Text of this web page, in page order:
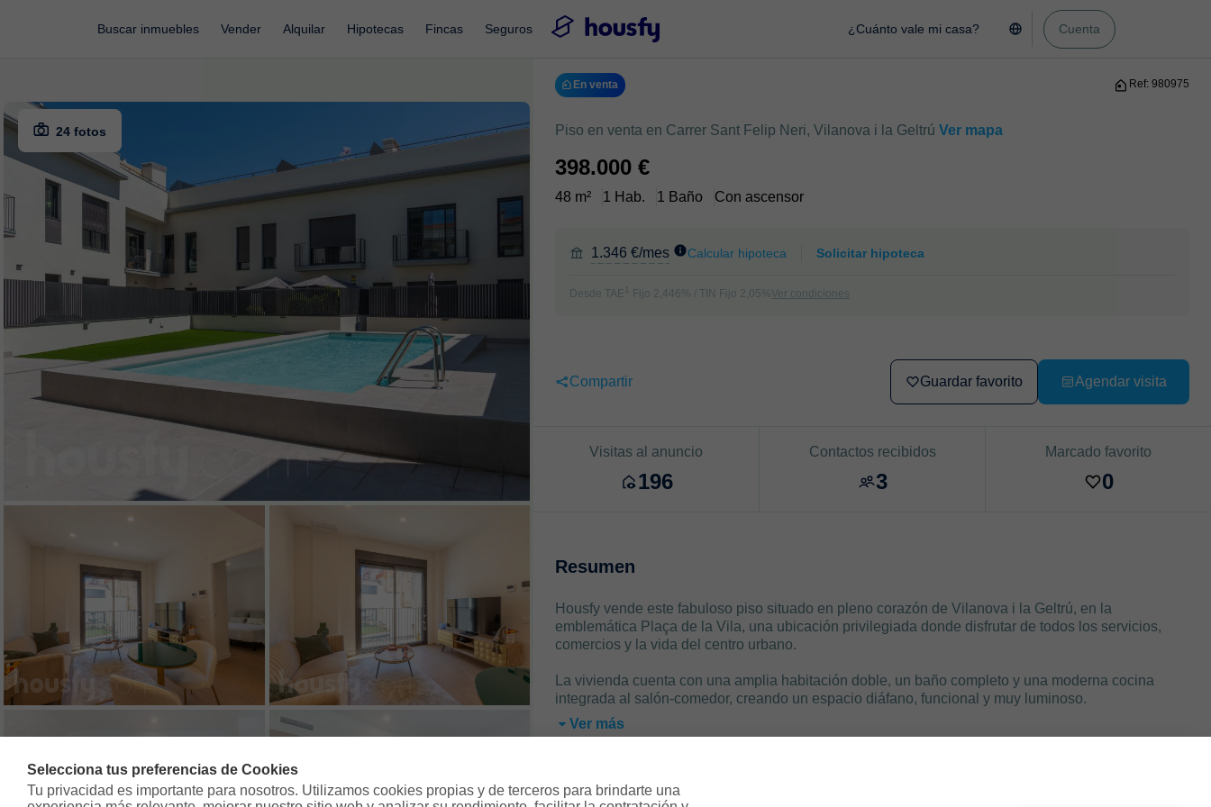
Selecciona tus preferencias de Cookies
Tu privacidad es importante para nosotros. Utilizamos cookies propias y de terceros para brindarte una
Buscar inmuebles Vender Alquilar Hipotecas Fincas Seguros ¿Cuánto vale mi casa? Cuenta
24 fotos
En venta Ref: 980975
Piso en venta en Carrer Sant Felip Neri, Vilanova i la Geltrú Ver mapa
398.000 €
48 m² 1 Hab. 1 Baño Con ascensor
1.346 €/mes Calcular hipoteca Solicitar hipoteca
Desde TAE 1 Fijo 2,446% / TIN Fijo 2,05% Ver condiciones
Compartir Guardar favorito Agendar visita
Visitas al anuncio
196
Contactos recibidos
3
Marcado favorito
0
Resumen
Housfy vende este fabuloso piso situado en pleno corazón de Vilanova i la Geltrú, en la
emblemática Plaça de la Vila, una ubicación privilegiada donde disfrutar de todos los servicios,
comercios y la vida del centro urbano.
La vivienda cuenta con una amplia habitación doble, un baño completo y una moderna cocina
integrada al salón-comedor, creando un espacio diáfano, funcional y muy luminoso.
Ver más